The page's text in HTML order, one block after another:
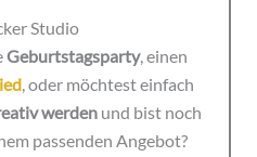
Studio
Geburtstagsparty, einen
, oder möchtest einfach
werdenund bist noch
passenden Angebot?